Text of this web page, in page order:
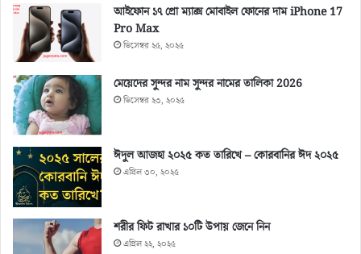
আইফোন ১৭ প্রো ম্যাক্স মোবাইল ফোনের দাম iPhone 17
Pro Max
ডিসেম্বর ২৫, ২০২৫
মেয়েদের সুন্দর নাম সুন্দর নামের তালিকা 2026
ডিসেম্বর ২৩, ২০২৫
ঈদুল আজহা ২০২৫ কত তারিখে – কোরবানির ঈদ ২০২৫
এপ্রিল ৩০, ২০২৫
শরীর ফিট রাখার ১০টি উপায় জেনে নিন
এপ্রিল ২২, ২০২৫